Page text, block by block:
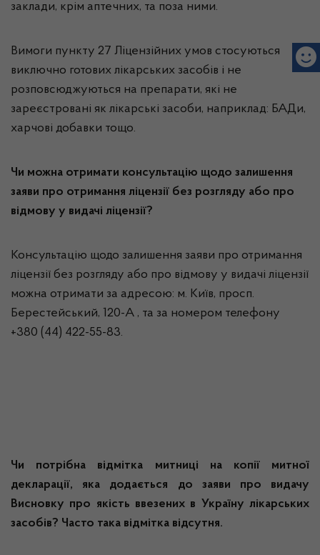
заклади, крім аптечних, та поза ними.
Вимоги пункту 27 Ліцензійних умов стосуються
виключно готових лікарських засобів і не
розповсюджуються на препарати, які не
зареєстровані як лікарські засоби, наприклад: БАДи,
харчові добавки тощо.
Чи можна отримати консультацію щодо залишення
заяви про отримання ліцензії без розгляду або про
відмову у видачі ліцензії?
Консультацію щодо залишення заяви про отримання
ліцензії без розгляду або про відмову у видачі ліцензії
можна отримати за адресою: м. Київ, просп.
Берестейський, 120-А , та за номером телефону
+380 (44) 422-55-83.
Чи потрібна відмітка митниці на копії митної
декларації, яка додається до заяви про видачу
Висновку про якість ввезених в Україну лікарських
засобів? Часто така відмітка відсутня.